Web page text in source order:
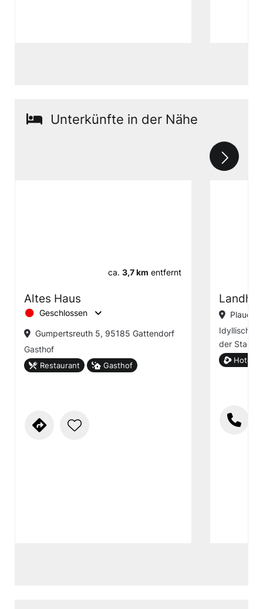
Unterkünfte in der Nähe
ca. 3,7 km entfernt
Altes Haus
Geschlossen
Gumpertsreuth 5, 95185 Gattendorf
Gasthof
Restaurant Gasthof
Idyllisch
der Stadt
Hotel